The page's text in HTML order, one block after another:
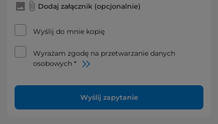
Dodaj załącznik (opcjonalnie)
Wyślij do mnie kopię
Wyrażam zgodę na przetwarzanie danych
osobowych *
Wyślij zapytanie